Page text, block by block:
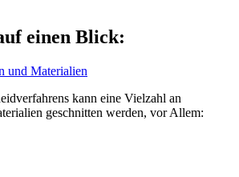
einen Blick:
und Materialien
kann eine Vielzahl an
geschnitten werden, vor Allem: